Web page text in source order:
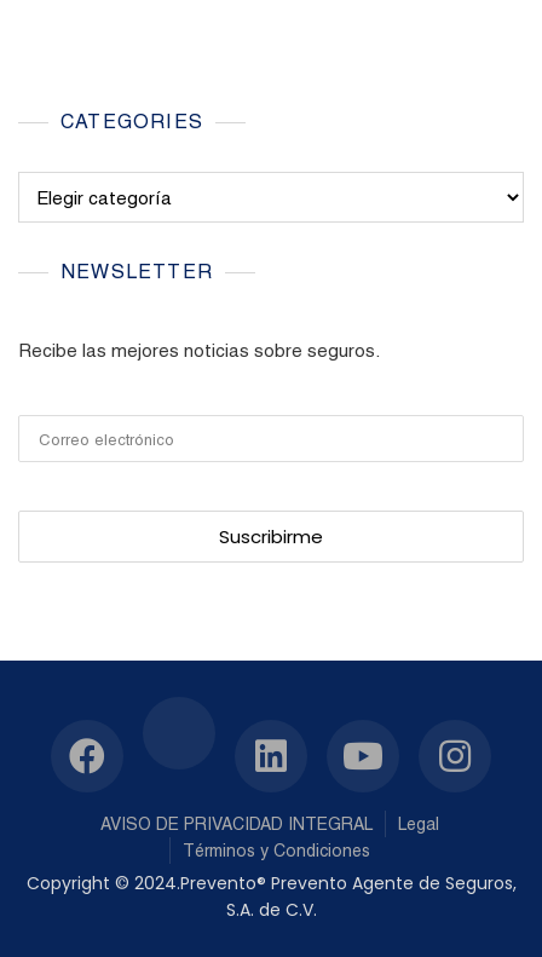
CATEGORIES
NEWSLETTER
Recibe las mejores noticias sobre seguros.
AVISO DE PRIVACIDAD INTEGRAL
Legal
Términos y Condiciones
Copyright © 2024.Prevento® Prevento Agente de Seguros,
S.A. de C.V.